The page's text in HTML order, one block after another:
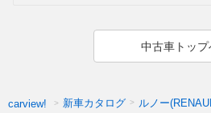
中古車トップ
carview! 新車カタログ ルノー